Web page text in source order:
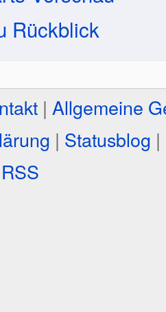
Rückblick
| Allgemeine
| Statusblog |
RSS